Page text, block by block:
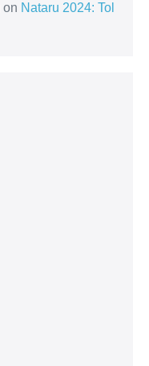
on Nataru 2024: Tol